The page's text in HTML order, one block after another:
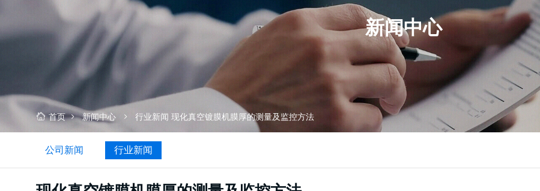
了解更多
了解更多
了解更多
了解更多
了解更多
厚
监
新闻中心
首页 新闻中心 行业新闻 现化真空镀膜机膜厚的测量及监控方法
公司新闻 行业新闻